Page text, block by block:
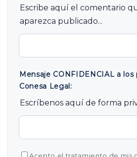
Escribe aquí el comentario
aparezca publicado...
Mensaje CONFIDENCIAL a
Conesa Legal:
Escríbenos aquí de forma